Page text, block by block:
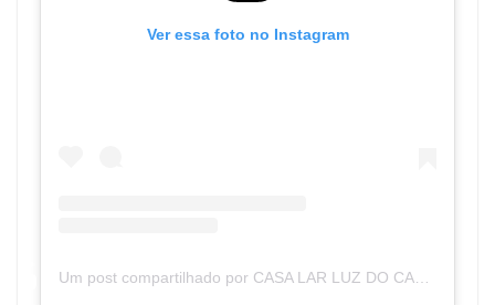
Ver essa foto no Instagram
Um post compartilhado por CASA LAR LUZ DO CAMINHO (@casalarluzdocaminho)